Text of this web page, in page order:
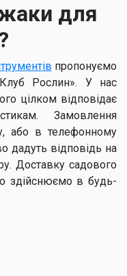
для
пропонуємо
Рослин». У нас
цілком відповідає
Замовлення
або в телефонному
дадуть відповідь на
Доставку садового
здійснюємо в будь-